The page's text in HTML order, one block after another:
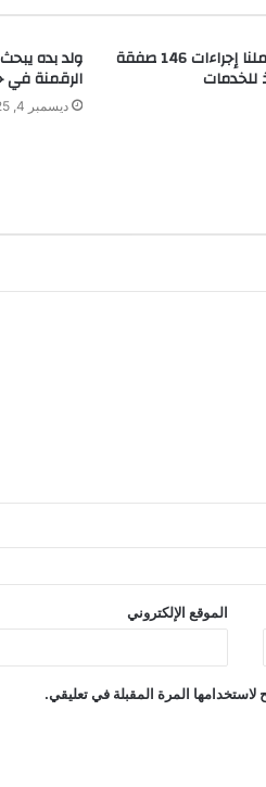
وزيرة الإسكان: أكملنا إجراءات 146 صفقة
للخدمات
ولد بده
الرقمنة في
ديسمبر 4, 2025
الموقع الإلكتروني
المرة المقبلة في تعليقي.